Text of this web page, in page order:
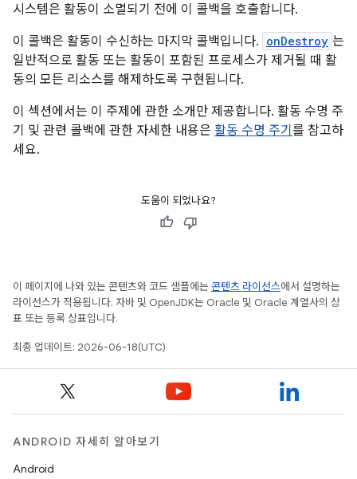
시스템은 활동이 소멸되기 전에 이 콜백을 호출합니다.
이 콜백은 활동이 수신하는 마지막 콜백입니다. onDestroy 는
일반적으로 활동 또는 활동이 포함된 프로세스가 제거될 때 활
동의 모든 리소스를 해제하도록 구현됩니다.
이 섹션에서는 이 주제에 관한 소개만 제공합니다. 활동 수명 주
기 및 관련 콜백에 관한 자세한 내용은 활동 수명 주기 를 참고하
세요.
도움이 되었나요?
이 페이지에 나와 있는 콘텐츠와 코드 샘플에는 콘텐츠 라이선스에서 설명하는
라이선스가 적용됩니다. 자바 및 OpenJDK는 Oracle 및 Oracle 계열사의 상
표 또는 등록 상표입니다.
최종 업데이트: 2026-06-18(UTC)
ANDROID 자세히 알아보기
Android